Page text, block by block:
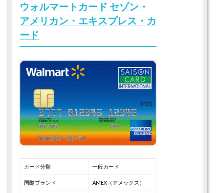
ウォルマートカード セゾン・
アメリカン・エキスプレス・カ
ード
カード分類 一般カード
国際ブランド AMEX（アメックス）